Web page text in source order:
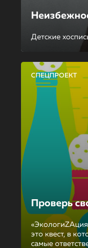
Детские
СПЕЦПРОЕКТ
Проверь
это квест, в
самые